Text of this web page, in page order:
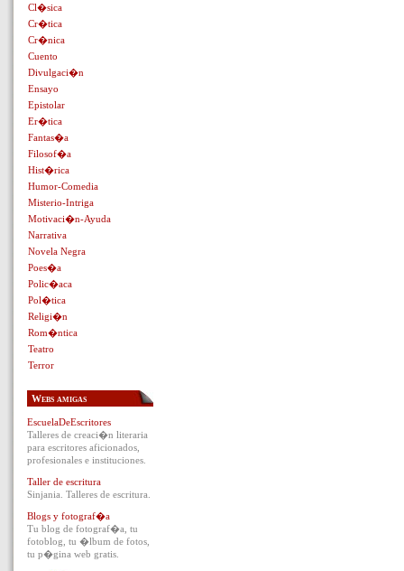
Cl�sica
Cr�tica
Cr�nica
Cuento
Divulgaci�n
Ensayo
Epistolar
Er�tica
Fantas�a
Filosof�a
Hist�rica
Humor-Comedia
Misterio-Intriga
Motivaci�n-Ayuda
Narrativa
Novela Negra
Poes�a
Polic�aca
Pol�tica
Religi�n
Rom�ntica
Teatro
Terror
Webs amigas
EscuelaDeEscritores
Talleres de creaci�n literaria
para escritores aficionados,
profesionales e instituciones.
Taller de escritura
Sinjania. Talleres de escritura.
Blogs y fotograf�a
Tu blog de fotograf�a, tu
fotoblog, tu �lbum de fotos,
tu p�gina web gratis.